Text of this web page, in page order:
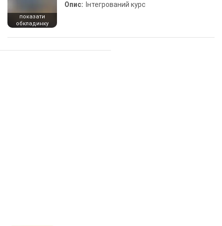
показати
обкладинку
Опис: Інтегрований курс